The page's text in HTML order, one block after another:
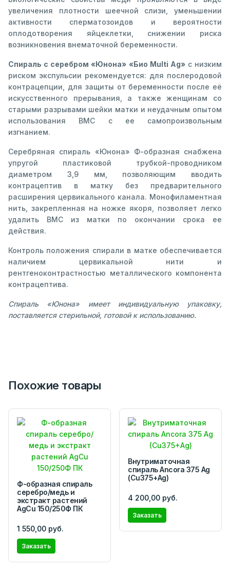
увеличения плотности шеечной слизи, уменьшении
активности сперматозоидов и вероятности
оплодотворения яйцеклетки, снижении риска
возникновения внематочной беременности.
Спираль с серебром «Юнона» «Био Multi Ag»с низким
риском экспульсии рекомендуется: для послеродовой
контрацепции, для защиты от беременности после её
искусственного прерывания, а также женщинам со
старыми разрывами шейки матки и неудачным опытом
использования ВМС с ее самопроизвольным
изгнанием.
Серебряная спираль «Юнона» Ф-образная снабжена
упругой пластиковой трубкой-проводником
диаметром 3,9 мм, позволяющим вводить
контрацептив в матку без предварительного
расширения цервикального канала. Монофиламентная
нить, закрепленная на ножке якоря, позволяет легко
удалить ВМС из матки по окончании срока ее
действия.
Контроль положения спирали в матке обеспечивается
наличием цервикальной нити и
рентгеноконтрастностью металлического компонента
контрацептива.
Спираль «Юнона» имеет индивидуальную упаковку,
поставляется стерильной, готовой к использованию.
Похожие товары
Ф-образная спираль
серебро/медь и
экстракт растений
AgCu 150/250Ф ПК
1 550,00 руб.
Заказать
Внутриматочная
спираль Ancora 375 Ag
(Cu375+Ag)
4 200,00 руб.
Заказать